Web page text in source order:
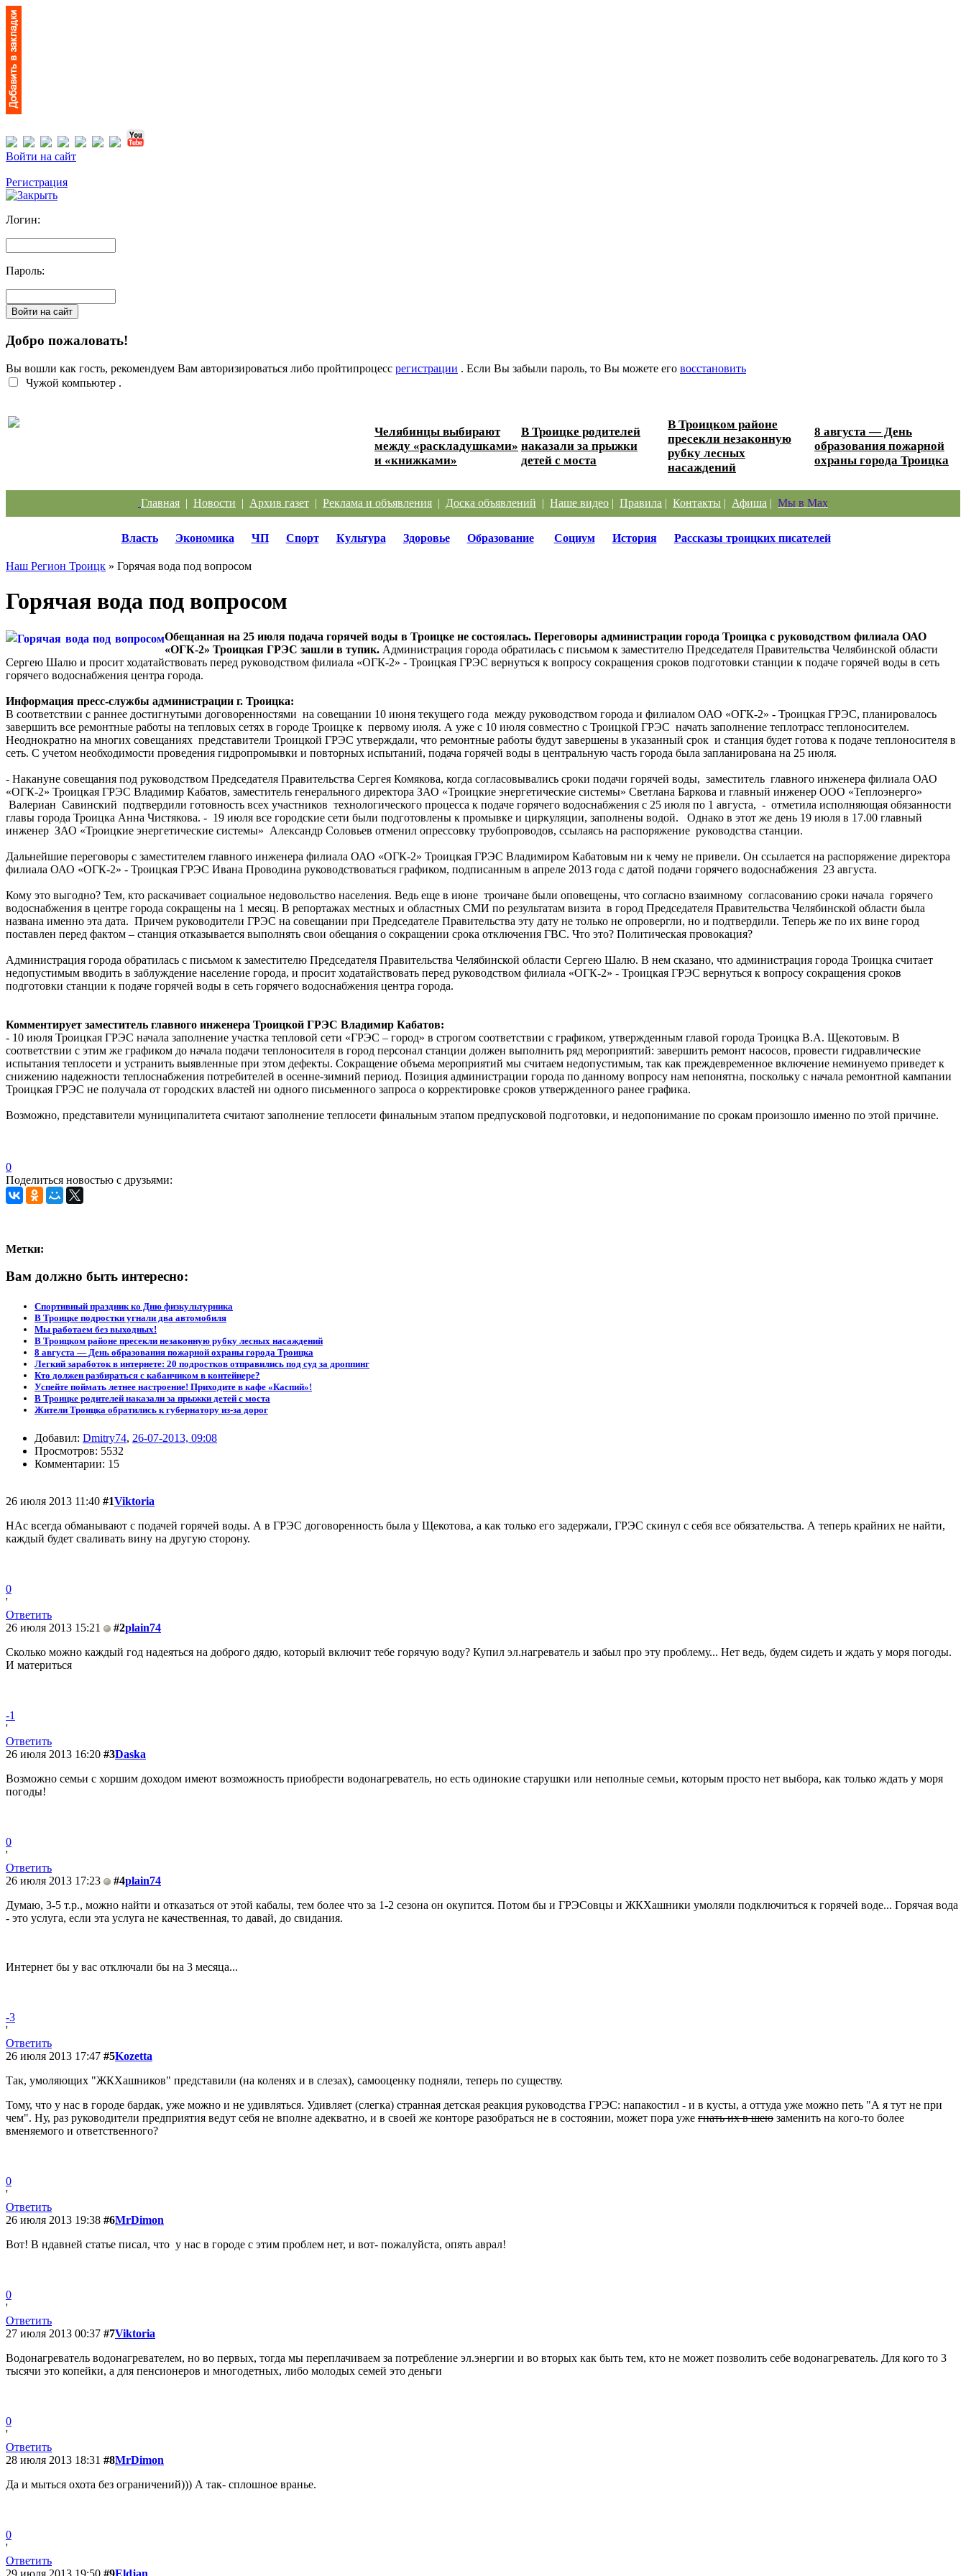
Войти на сайт
Регистрация
Логин:
Пароль:
Добро пожаловать!
Вы вошли как гость, рекомендуем Вам авторизироваться либо пройтипроцесс регистрации . Если Вы забыли пароль, то Вы можете его восстановить
Чужой компьютер .
Челябинцы выбирают
между «раскладушками»
и «книжками»
В Троицке родителей
наказали за прыжки
детей с моста
В Троицком районе
пресекли незаконную
рубку лесных
насаждений
8 августа — День
образования пожарной
охраны города Троицка
Главная | Новости | Архив газет | Реклама и объявления | Доска объявлений | Наше видео | Правила | Контакты | Афиша | Мы в Max
Власть Экономика ЧП Спорт Культура Здоровье Образование Социум История Рассказы троицких писателей
Наш Регион Троицк » Горячая вода под вопросом
Горячая вода под вопросом
Обещанная на 25 июля подача горячей воды в Троицке не состоялась. Переговоры администрации города Троицка с руководством филиала ОАО
«ОГК-2» Троицкая ГРЭС зашли в тупик.Администрация города обратилась с письмом к заместителю Председателя Правительства Челябинской области
Сергею Шалю и просит ходатайствовать перед руководством филиала «ОГК-2» - Троицкая ГРЭС вернуться к вопросу сокращения сроков подготовки станции к подаче горячей воды в сеть
горячего водоснабжения центра города.
Информация пресс-службы администрации г. Троицка:
В соответствии с раннее достигнутыми договоренностями на совещании 10 июня текущего года между руководством города и филиалом ОАО «ОГК-2» - Троицкая ГРЭС, планировалось
завершить все ремонтные работы на тепловых сетях в городе Троицке к первому июля. А уже с 10 июля совместно с Троицкой ГРЭС начать заполнение теплотрасс теплоносителем.
Неоднократно на многих совещаниях представители Троицкой ГРЭС утверждали, что ремонтные работы будут завершены в указанный срок и станция будет готова к подаче теплоносителя в
сеть. С учетом необходимости проведения гидропромывки и повторных испытаний, подача горячей воды в центральную часть города была запланирована на 25 июля.
- Накануне совещания под руководством Председателя Правительства Сергея Комякова, когда согласовывались сроки подачи горячей воды, заместитель главного инженера филиала ОАО
«ОГК-2» Троицкая ГРЭС Владимир Кабатов, заместитель генерального директора ЗАО «Троицкие энергетические системы» Светлана Баркова и главный инженер ООО «Теплоэнерго»
Валериан Савинский подтвердили готовность всех участников технологического процесса к подаче горячего водоснабжения с 25 июля по 1 августа, - отметила исполняющая обязанности
главы города Троицка Анна Чистякова. - 19 июля все городские сети были подготовлены к промывке и циркуляции, заполнены водой. Однако в этот же день 19 июля в 17.00 главный
инженер ЗАО «Троицкие энергетические системы» Александр Соловьев отменил опрессовку трубопроводов, ссылаясь на распоряжение руководства станции.
Дальнейшие переговоры с заместителем главного инженера филиала ОАО «ОГК-2» Троицкая ГРЭС Владимиром Кабатовым ни к чему не привели. Он ссылается на распоряжение директора
филиала ОАО «ОГК-2» - Троицкая ГРЭС Ивана Проводина руководствоваться графиком, подписанным в апреле 2013 года с датой подачи горячего водоснабжения 23 августа.
Кому это выгодно? Тем, кто раскачивает социальное недовольство населения. Ведь еще в июне троичане были оповещены, что согласно взаимному согласованию сроки начала горячего
водоснабжения в центре города сокращены на 1 месяц. В репортажах местных и областных СМИ по результатам визита в город Председателя Правительства Челябинской области была
названа именно эта дата. Причем руководители ГРЭС на совещании при Председателе Правительства эту дату не только не опровергли, но и подтвердили. Теперь же по их вине город
поставлен перед фактом – станция отказывается выполнять свои обещания о сокращении срока отключения ГВС. Что это? Политическая провокация?
Администрация города обратилась с письмом к заместителю Председателя Правительства Челябинской области Сергею Шалю. В нем сказано, что администрация города Троицка считает
недопустимым вводить в заблуждение население города, и просит ходатайствовать перед руководством филиала «ОГК-2» - Троицкая ГРЭС вернуться к вопросу сокращения сроков
подготовки станции к подаче горячей воды в сеть горячего водоснабжения центра города.
Комментирует заместитель главного инженера Троицкой ГРЭС Владимир Кабатов:
- 10 июля Троицкая ГРЭС начала заполнение участка тепловой сети «ГРЭС – город» в строгом соответствии с графиком, утвержденным главой города Троицка В.А. Щекотовым. В
соответствии с этим же графиком до начала подачи теплоносителя в город персонал станции должен выполнить ряд мероприятий: завершить ремонт насосов, провести гидравлические
испытания теплосети и устранить выявленные при этом дефекты. Сокращение объема мероприятий мы считаем недопустимым, так как преждевременное включение неминуемо приведет к
снижению надежности теплоснабжения потребителей в осенне-зимний период. Позиция администрации города по данному вопросу нам непонятна, поскольку с начала ремонтной кампании
Троицкая ГРЭС не получала от городских властей ни одного письменного запроса о корректировке сроков утвержденного ранее графика.
Возможно, представители муниципалитета считают заполнение теплосети финальным этапом предпусковой подготовки, и недопонимание по срокам произошло именно по этой причине.
0
Поделиться новостью с друзьями:
Метки:
Вам должно быть интересно:
Спортивный праздник ко Дню физкультурника
В Троицке подростки угнали два автомобиля
Мы работаем без выходных!
В Троицком районе пресекли незаконную рубку лесных насаждений
8 августа — День образования пожарной охраны города Троицка
Легкий заработок в интернете: 20 подростков отправились под суд за дроппинг
Кто должен разбираться с кабанчиком в контейнере?
Успейте поймать летнее настроение! Приходите в кафе «Каспий»!
В Троицке родителей наказали за прыжки детей с моста
Жители Троицка обратились к губернатору из-за дорог
Добавил: Dmitry74, 26-07-2013, 09:08
Просмотров: 5532
Комментарии: 15
26 июля 2013 11:40 #1Viktoria
НАс всегда обманывают с подачей горячей воды. А в ГРЭС договоренность была у Щекотова, а как только его задержали, ГРЭС скинул с себя все обязательства. А теперь крайних не найти,
каждый будет сваливать вину на другую сторону.
0
'
Ответить
26 июля 2013 15:21
#2plain74
Сколько можно каждый год надеяться на доброго дядю, который включит тебе горячую воду? Купил эл.нагреватель и забыл про эту проблему... Нет ведь, будем сидеть и ждать у моря погоды.
И материться
-1
'
Ответить
26 июля 2013 16:20 #3Daska
Возможно семьи с хоршим доходом имеют возможность приобрести водонагреватель, но есть одинокие старушки или неполные семьи, которым просто нет выбора, как только ждать у моря
погоды!
0
'
Ответить
26 июля 2013 17:23
#4plain74
Думаю, 3-5 т.р., можно найти и отказаться от этой кабалы, тем более что за 1-2 сезона он окупится. Потом бы и ГРЭСовцы и ЖКХашники умоляли подключиться к горячей воде... Горячая вода
- это услуга, если эта услуга не качественная, то давай, до свидания.
Интернет бы у вас отключали бы на 3 месяца...
-3
'
Ответить
26 июля 2013 17:47 #5Kozetta
Так, умоляющих "ЖКХашников" представили (на коленях и в слезах), самооценку подняли, теперь по существу.
Тому, что у нас в городе бардак, уже можно и не удивляться. Удивляет (слегка) странная детская реакция руководства ГРЭС: напакостил - и в кусты, а оттуда уже можно петь "А я тут не при
чем". Ну, раз руководители предприятия ведут себя не вполне адекватно, и в своей же конторе разобраться не в состоянии, может пора уже гнать их в шею заменить на кого-то более
вменяемого и ответственного?
0
'
Ответить
26 июля 2013 19:38 #6MrDimon
Вот! В ндавней статье писал, что у нас в городе с этим проблем нет, и вот- пожалуйста, опять аврал!
0
'
Ответить
27 июля 2013 00:37 #7Viktoria
Водонагреватель водонагревателем, но во первых, тогда мы переплачиваем за потребление эл.энергии и во вторых как быть тем, кто не может позволить себе водонагреватель. Для кого то 3
тысячи это копейки, а для пенсионеров и многодетных, либо молодых семей это деньги
0
'
Ответить
28 июля 2013 18:31 #8MrDimon
Да и мыться охота без ограничений))) А так- сплошное вранье.
0
'
Ответить
29 июля 2013 19:50 #9Eldjan